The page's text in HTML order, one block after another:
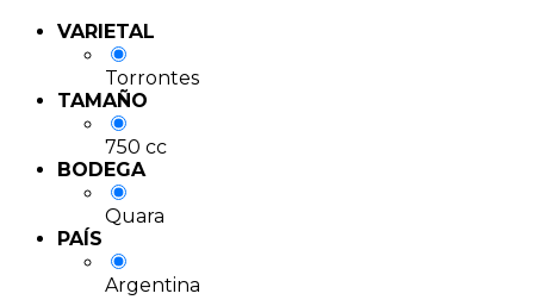
VARIETAL
Torrontes
TAMAÑO
750 cc
BODEGA
Quara
PAÍS
Argentina